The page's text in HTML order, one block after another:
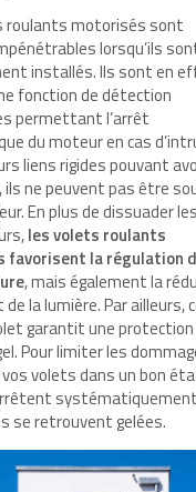
roulants motorisés sont
lorsqu’ils
installés. Ils sont en
fonction de détection
permettant l’arrêt
du moteur en cas
liens rigides pouvant
ils ne peuvent pas être
En plus de dissuader les
les volets roulants
favorisent la régulation
, mais également la
la lumière. Par ailleurs,
garantit une protection
Pour limiter les
volets dans un bon
systématiquement
se retrouvent gelées.